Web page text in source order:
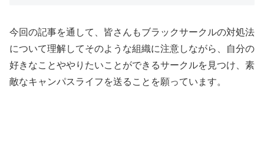
今回の記事を通して、皆さんもブラックサークルの対処法
について理解してそのような組織に注意しながら、自分の
好きなことややりたいことができるサークルを見つけ、素
敵なキャンパスライフを送ることを願っています。